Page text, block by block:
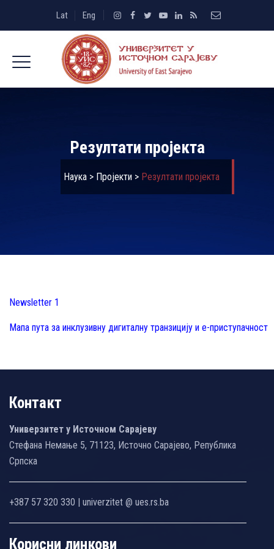
Lat Eng
Резултати пројекта
Наука> Пројекти> Резултати пројекта
Newsletter 1
Мапа пута за инклузивну дигиталну транзицију и е-приступачност
Контакт
Универзитет у Источном Сарајеву
Стефана Немање 5, 71123, Источно Сарајево, Република
Српска
+387 57 320 330 | univerzitet @ ues.rs.ba
Корисни линкови